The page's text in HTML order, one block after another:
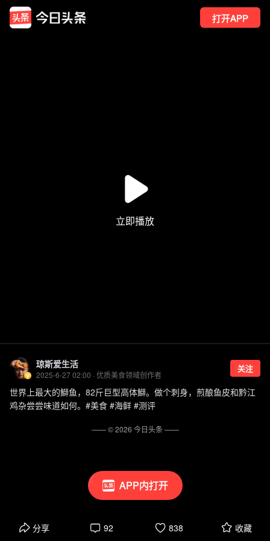
打开APP
APP内打开
琼斯爱生活
2025-6-27 02:00 · 优质美食领域创作者
关注
世界上最大的鰤鱼，82斤巨型高体鰤。做个刺身，煎酿鱼皮和黔江
鸡杂尝尝味道如何。#美食 #海鲜 #测评
分享 92 838 收藏
—— ©2026 今日头条——